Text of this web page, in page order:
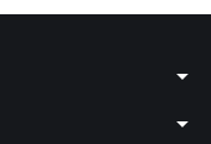
arrow_drop_down
arrow_drop_down